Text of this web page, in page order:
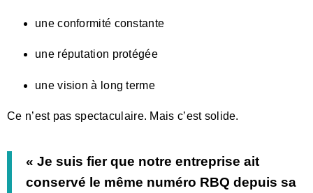
une conformité constante
une réputation protégée
une vision à long terme
Ce n’est pas spectaculaire. Mais c’est solide.
« Je suis fier que notre entreprise ait
conservé le même numéro RBQ depuis sa